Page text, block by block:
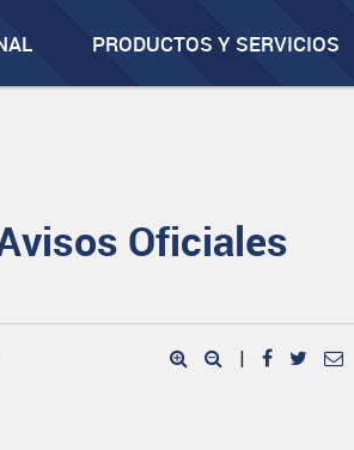
PRODUCTOS Y SERVICIOS
Oficiales
|